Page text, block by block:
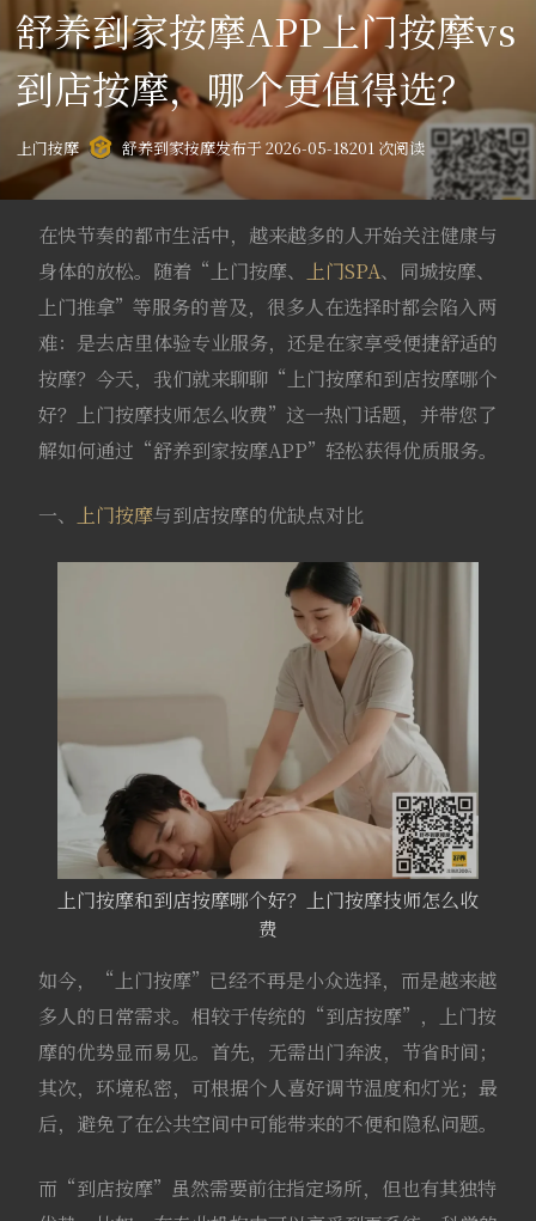
舒养到家按摩APP上门按摩vs
到店按摩，哪个更值得选？
上门按摩 舒养到家按摩发布于 2026-05-18201 次阅读
在快节奏的都市生活中，越来越多的人开始关注健康与
身体的放松。随着“上门按摩、
上门SPA、同城按摩、
上门推拿”等服务的普及，很多人在选择时都会陷入两
难：是去店里体验专业服务，还是在家享受便捷舒适的
按摩？今天，我们就来聊聊“上门按摩和到店按摩哪个
好？上门按摩技师怎么收费”这一热门话题，并带您了
解如何通过“舒养到家按摩APP”轻松获得优质服务。
一、 上门按摩与到店按摩的优缺点对比
上门按摩和到店按摩哪个好？上门按摩技师怎么收
费
如今，“上门按摩”已经不再是小众选择，而是越来越
多人的日常需求。相较于传统的“到店按摩”，上门按
摩的优势显而易见。首先，无需出门奔波，节省时间；
其次，环境私密，可根据个人喜好调节温度和灯光；最
后，避免了在公共空间中可能带来的不便和隐私问题。
而“到店按摩”虽然需要前往指定场所，但也有其独特